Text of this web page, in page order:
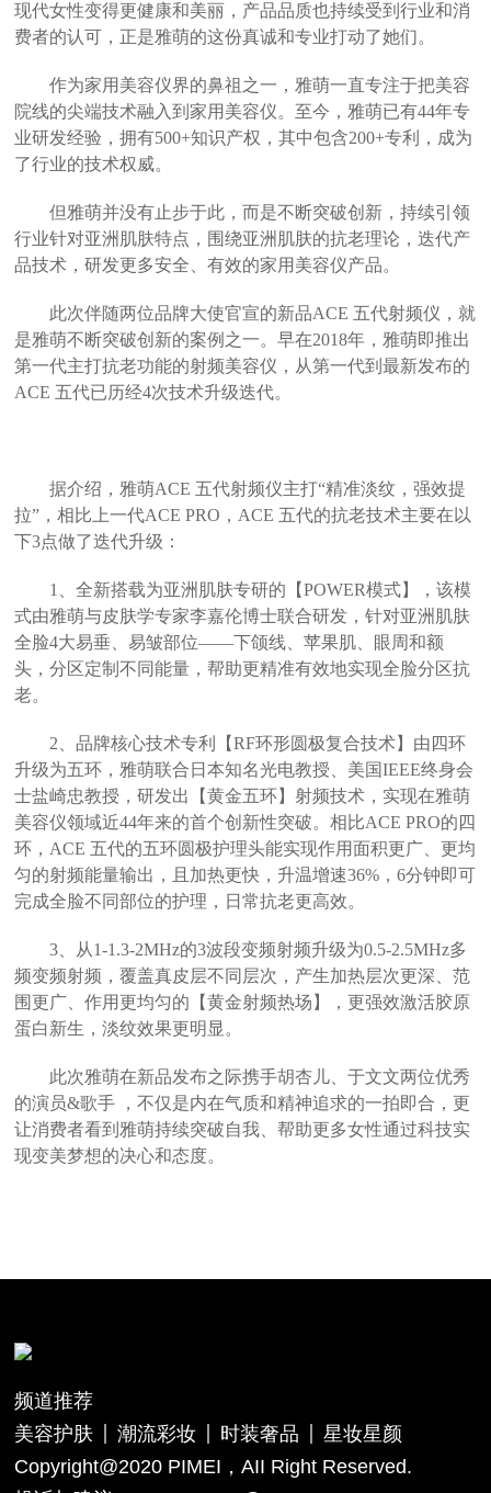
现代女性变得更健康和美丽，产品品质也持续受到行业和消
费者的认可，正是雅萌的这份真诚和专业打动了她们。
作为家用美容仪界的鼻祖之一，雅萌一直专注于把美容
院线的尖端技术融入到家用美容仪。至今，雅萌已有44年专
业研发经验，拥有500+知识产权，其中包含200+专利，成为
了行业的技术权威。
但雅萌并没有止步于此，而是不断突破创新，持续引领
行业针对亚洲肌肤特点，围绕亚洲肌肤的抗老理论，迭代产
品技术，研发更多安全、有效的家用美容仪产品。
此次伴随两位品牌大使官宣的新品ACE 五代射频仪，就
是雅萌不断突破创新的案例之一。早在2018年，雅萌即推出
第一代主打抗老功能的射频美容仪，从第一代到最新发布的
ACE 五代已历经4次技术升级迭代。
据介绍，雅萌ACE 五代射频仪主打“精准淡纹，强效提
拉”，相比上一代ACE PRO，ACE 五代的抗老技术主要在以
下3点做了迭代升级：
1、全新搭载为亚洲肌肤专研的【POWER模式】，该模
式由雅萌与皮肤学专家李嘉伦博士联合研发，针对亚洲肌肤
全脸4大易垂、易皱部位——下颌线、苹果肌、眼周和额
头，分区定制不同能量，帮助更精准有效地实现全脸分区抗
老。
2、品牌核心技术专利【RF环形圆极复合技术】由四环
升级为五环，雅萌联合日本知名光电教授、美国IEEE终身会
士盐崎忠教授，研发出【黄金五环】射频技术，实现在雅萌
美容仪领域近44年来的首个创新性突破。相比ACE PRO的四
环，ACE 五代的五环圆极护理头能实现作用面积更广、更均
匀的射频能量输出，且加热更快，升温增速36%，6分钟即可
完成全脸不同部位的护理，日常抗老更高效。
3、从1-1.3-2MHz的3波段变频射频升级为0.5-2.5MHz多
频变频射频，覆盖真皮层不同层次，产生加热层次更深、范
围更广、作用更均匀的【黄金射频热场】，更强效激活胶原
蛋白新生，淡纹效果更明显。
此次雅萌在新品发布之际携手胡杏儿、于文文两位优秀
的演员&歌手 ，不仅是内在气质和精神追求的一拍即合，更
让消费者看到雅萌持续突破自我、帮助更多女性通过科技实
现变美梦想的决心和态度。
频道推荐
美容护肤
潮流彩妆 时装奢品
星妆星颜
Copyright@2020 PIMEI，AII Right Reserved.